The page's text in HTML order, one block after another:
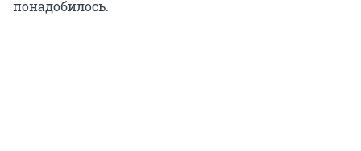
понадобилось.